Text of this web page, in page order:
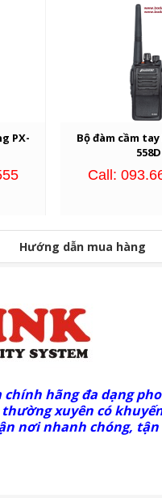
PX-
Bộ đàm cầm
558D
Call:
Hướng dẫn mua hàng
chính hãng đa dạng
xuyên có
nơi nhanh chóng,